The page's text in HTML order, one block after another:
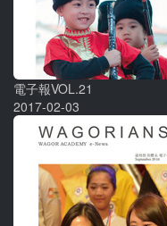
電子報VOL.21
2017-02-03